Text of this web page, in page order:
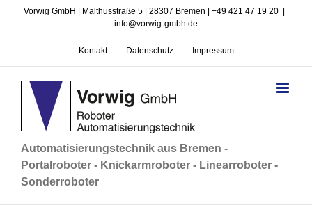
springen
Vorwig GmbH | Malthusstraße 5 | 28307 Bremen | +49 421 47 19 20
info@vorwig-gmbh.de
Kontakt Datenschutz Impressum
Automatisierungstechnik aus Bremen -
Portalroboter - Knickarmroboter - Linearroboter -
Sonderroboter